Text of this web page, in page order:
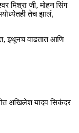
मिश्रा जी, मोहन सिंग
तेच झालं,
इथूनच वाढतात आणि
अखिलेश यादव सिकंदर